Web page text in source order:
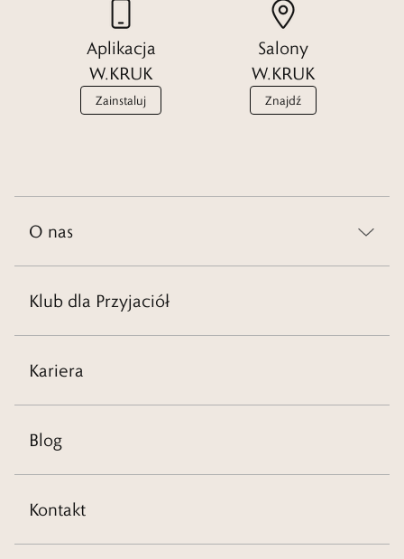
Aplikacja
W.KRUK
Zainstaluj
Salony
W.KRUK
Znajdź
O nas
Klub dla Przyjaciół
Kariera
Blog
Kontakt